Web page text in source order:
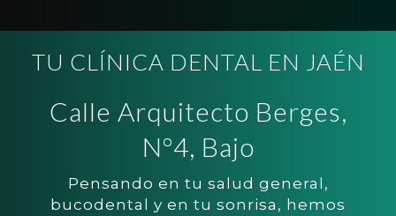
TU CLÍNICA DENTAL EN JAÉN
Calle Arquitecto Berges,
Nº4, Bajo
Pensando en tu salud general,
bucodental y en tu sonrisa, hemos